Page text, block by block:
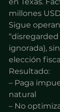
millones
Sigue
ignorada),
elección
Resultado:
– Paga
natural
– No